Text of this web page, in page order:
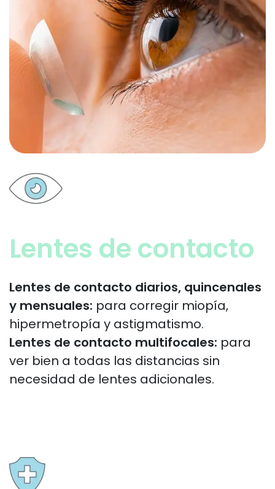
Lentes de contacto
Lentes de contacto diarios, quincenales
y mensuales: para corregir miopía,
hipermetropía y astigmatismo.
Lentes de contacto multifocales: para
ver bien a todas las distancias sin
necesidad de lentes adicionales.